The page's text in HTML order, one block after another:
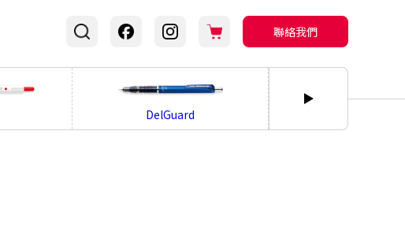
聯絡我們
DelGuard